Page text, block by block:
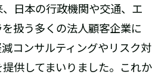
日本の行政機関や交通、エ
扱う多くの法人顧客企業に
コンサルティングやリスク対
供してまいりました。これか